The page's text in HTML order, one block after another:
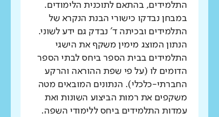
התלמידים, בהתאם לתוכנית הלימודים.
במבחן נבדקו כישורי הבנת הנקרא של
התלמידים ובכיתה ד' נבדק גם ידע לשוני.
הנתון המוצג מימין משקף את הישגי
התלמידים בבית הספר ביחס לבתי הספר
הדומים לו (על פי שפת ההוראה והרקע
החברתי-כלכלי). הנתונים המובאים מטה
משקפים את רמות הביצוע השונות ואת
עמדות התלמידים ביחס ללימודי השפה.